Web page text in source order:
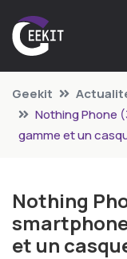
Geekit
Nothing Phone
gamme et un
Nothing
et un